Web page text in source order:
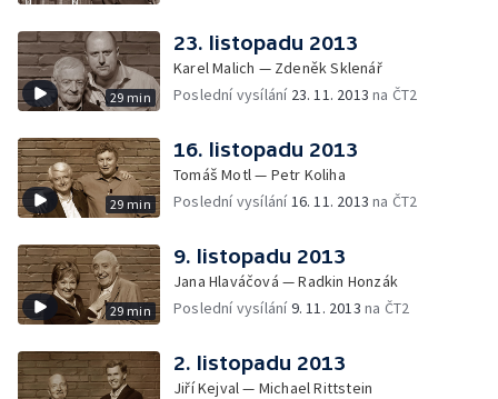
29 min
23. listopadu 2013
Karel Malich — Zdeněk Sklenář
Poslední vysílání 23. 11. 2013 na ČT2
29 min
16. listopadu 2013
Tomáš Motl — Petr Koliha
Poslední vysílání16. 11. 2013 na ČT2
29 min
9. listopadu 2013
Jana Hlaváčová — Radkin Honzák
Poslední vysílání9. 11. 2013 na ČT2
2. listopadu 2013
Jiří Kejval — Michael Rittstein